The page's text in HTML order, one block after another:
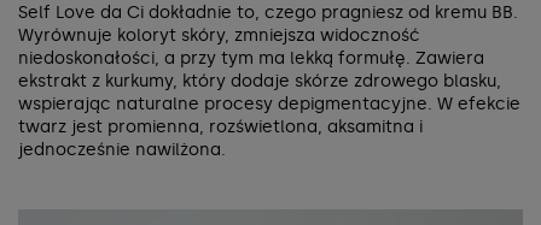
Self Love da Ci dokładnie to, czego pragniesz od kremu BB.
Wyrównuje koloryt skóry, zmniejsza widoczność
niedoskonałości, a przy tym ma lekką formułę. Zawiera
ekstrakt z kurkumy, który dodaje skórze zdrowego blasku,
wspierając naturalne procesy depigmentacyjne. W efekcie
twarz jest promienna, rozświetlona, aksamitna i
jednocześnie nawilżona.